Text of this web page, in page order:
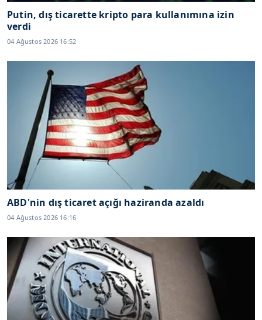
Putin, dış ticarette kripto para kullanımına izin
verdi
04 Ağustos 2026 16:52
ABD'nin dış ticaret açığı haziranda azaldı
04 Ağustos 2026 16:16